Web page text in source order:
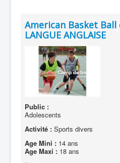
American Basket Ball
LANGUE ANGLAISE
Public :
Adolescents
Activité : Sports divers
Age Mini : 14 ans
Age Maxi : 18 ans